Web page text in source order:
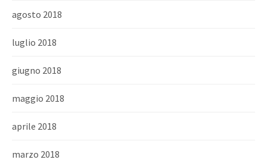
agosto 2018
luglio 2018
giugno 2018
maggio 2018
aprile 2018
marzo 2018